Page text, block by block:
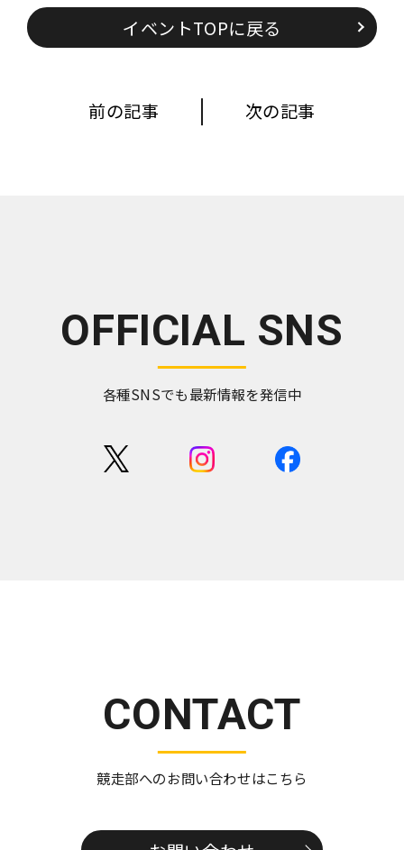
イベントTOPに戻る
前の記事 次の記事
OFFICIAL SNS
各種SNSでも最新情報を発信中
CONTACT
競走部へのお問い合わせはこちら